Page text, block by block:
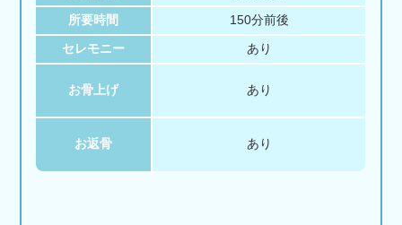
所要時間 150分前後
セレモニー あり
お骨上げ あり
お返骨 あり